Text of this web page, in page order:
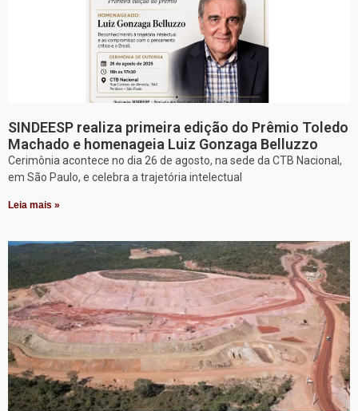
SINDEESP realiza primeira edição do Prêmio Toledo
Machado e homenageia Luiz Gonzaga Belluzzo
Cerimônia acontece no dia 26 de agosto, na sede da CTB Nacional,
em São Paulo, e celebra a trajetória intelectual
Leia mais »